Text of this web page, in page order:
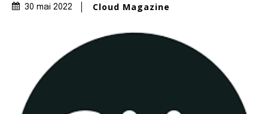
30 mai 2022 Cloud Magazine